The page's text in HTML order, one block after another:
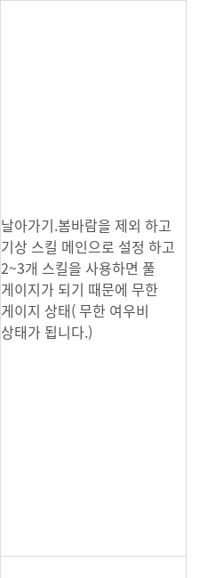
날아가기.봄바람을 제외 하고
기상 스킬 메인으로 설정 하고
2~3개 스킬을 사용하면 풀
게이지가 되기 때문에 무한
게이지 상태( 무한 여우비
상태가 됩니다.)